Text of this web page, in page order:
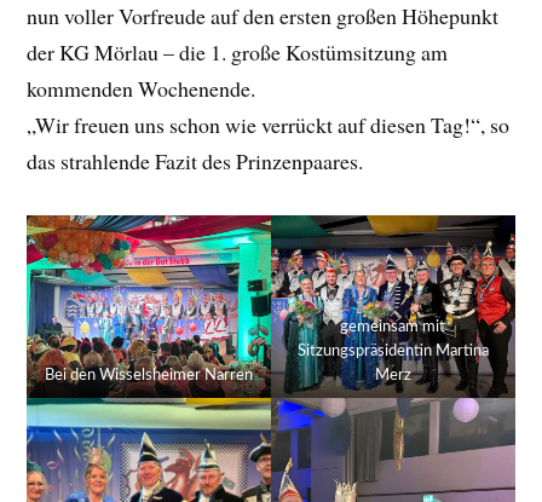
nun voller Vorfreude auf den ersten großen Höhepunkt
der KG Mörlau – die 1. große Kostümsitzung am
kommenden Wochenende.
„Wir freuen uns schon wie verrückt auf diesen Tag!“, so
das strahlende Fazit des Prinzenpaares.
Bei den Wisselsheimer Narren
gemeinsam mit
Sitzungspräsidentin Martina
Merz